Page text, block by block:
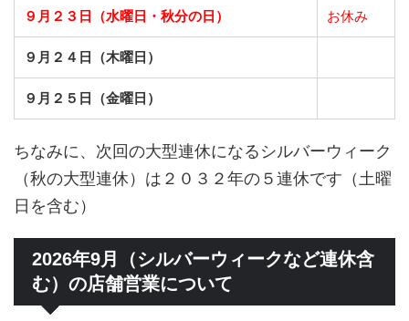
９月２３日（水曜日・秋分の日） お休み
９月２４日（木曜日）
９月２５日（金曜日）
ちなみに、次回の大型連休になるシルバーウィーク
（秋の大型連休）は２０３２年の５連休です（土曜
日を含む）
2026年9月（シルバーウィークなど連休含
む）の店舗営業について